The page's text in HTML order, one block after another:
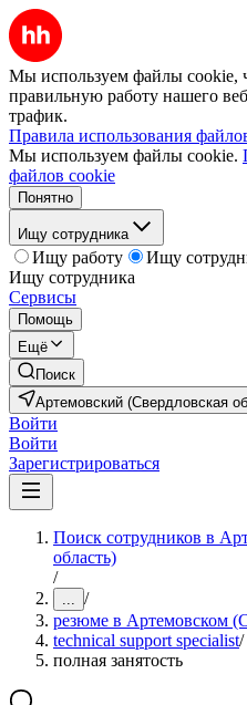
Мы используем файлы cookie,
правильную работу нашего
трафик.
Правила использования
Мы используем файлы cookie.
файлов cookie
Понятно
Ищу сотрудника
Ищу работу
Ищу
Ищу сотрудника
Сервисы
Помощь
Ещё
Поиск
Артемовский (Свердловская
Войти
Войти
Зарегистрироваться
Поиск сотрудников в
область)
/
... /
резюме в Артемовском
technical support specialist/
полная занятость